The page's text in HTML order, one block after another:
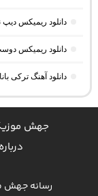
دانلود ریمیکس دیپ نایت 2 از احسان رمزی (ریمیکس
دانلود ریمیکس
دانلود آهنگ ترکی
جهش
رسانه جهش